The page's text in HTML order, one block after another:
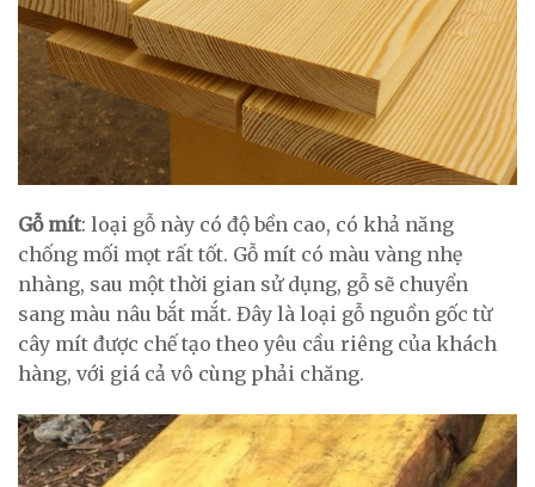
Gỗ mít: loại gỗ này có độ bền cao, có khả năng
chống mối mọt rất tốt. Gỗ mít có màu vàng nhẹ
nhàng, sau một thời gian sử dụng, gỗ sẽ chuyển
sang màu nâu bắt mắt. Đây là loại gỗ nguồn gốc từ
cây mít được chế tạo theo yêu cầu riêng của khách
hàng, với giá cả vô cùng phải chăng.